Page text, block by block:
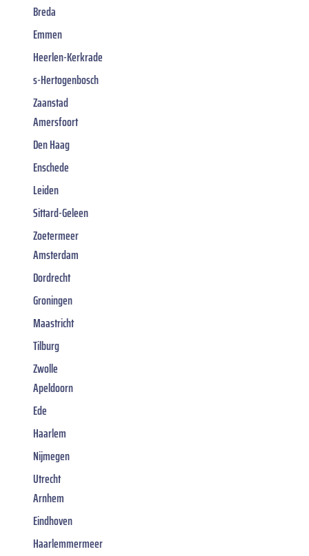
Breda
Emmen
Heerlen-Kerkrade
s-Hertogenbosch
Zaanstad
Amersfoort
Den Haag
Enschede
Leiden
Sittard-Geleen
Zoetermeer
Amsterdam
Dordrecht
Groningen
Maastricht
Tilburg
Zwolle
Apeldoorn
Ede
Haarlem
Nijmegen
Utrecht
Arnhem
Eindhoven
Haarlemmermeer